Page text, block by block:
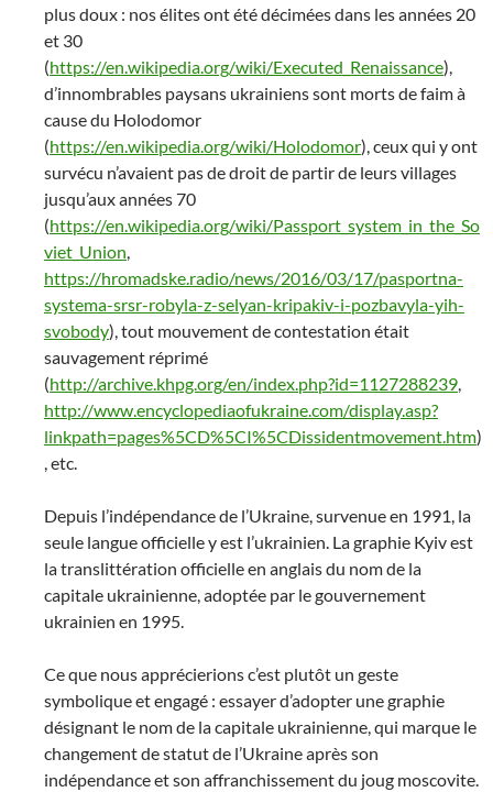
plus doux : nos élites ont été décimées dans les années 20
et 30
(https://en.wikipedia.org/wiki/Executed_Renaissance),
d’innombrables paysans ukrainiens sont morts de faim à
cause du Holodomor
(https://en.wikipedia.org/wiki/Holodomor), ceux qui y ont
survécu n’avaient pas de droit de partir de leurs villages
jusqu’aux années 70
(https://en.wikipedia.org/wiki/Passport_system_in_the_So
viet_Union,
https://hromadske.radio/news/2016/03/17/pasportna-
systema-srsr-robyla-z-selyan-kripakiv-i-pozbavyla-yih-
svobody), tout mouvement de contestation était
sauvagement réprimé
(http://archive.khpg.org/en/index.php?id=1127288239,
http://www.encyclopediaofukraine.com/display.asp?
linkpath=pages%5CD%5CI%5CDissidentmovement.htm)
, etc.
Depuis l’indépendance de l’Ukraine, survenue en 1991, la
seule langue officielle y est l’ukrainien. La graphie Kyiv est
la translittération officielle en anglais du nom de la
capitale ukrainienne, adoptée par le gouvernement
ukrainien en 1995.
Ce que nous apprécierions c’est plutôt un geste
symbolique et engagé : essayer d’adopter une graphie
désignant le nom de la capitale ukrainienne, qui marque le
changement de statut de l’Ukraine après son
indépendance et son affranchissement du joug moscovite.